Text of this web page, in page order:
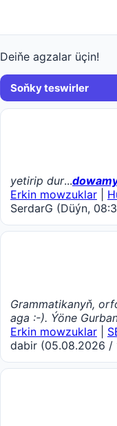
Deiňe agzalar üçin!
Soňky teswirler
yetirip dur...
Erkin mowzuklar
SerdarG (Düýn,
Grammatikanyň,
aga :-). Ýöne
Erkin mowzuklar
dabir (05.08.2026 /